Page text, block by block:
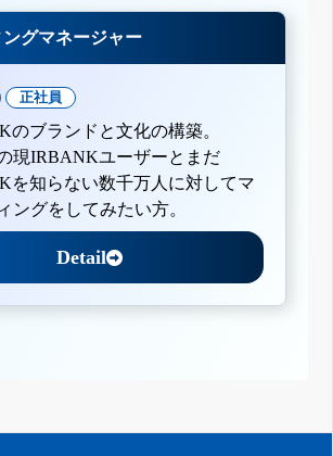
グマネージャー
正社員
のブランドと文化の構築。
現IRBANKユーザーとまだ
を知らない数千万人に対してマ
ングをしてみたい方。
Detail